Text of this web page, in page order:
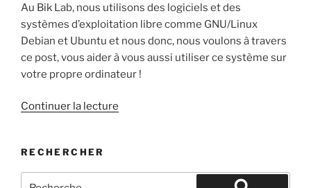
Au Bik Lab, nous utilisons des logiciels et des
systèmes d’exploitation libre comme GNU/Linux
Debian et Ubuntu et nous donc, nous voulons à travers
ce post, vous aider à vous aussi utiliser ce système sur
votre propre ordinateur !
Continuer la lecture
la
RECHERCHER